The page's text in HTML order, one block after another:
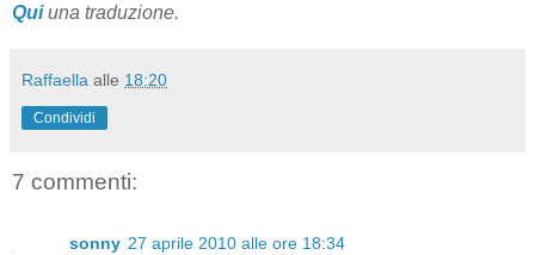
Quiuna traduzione.
Raffaella alle 18:20
Condividi
7 commenti:
sonny 27 aprile 2010 alle ore 18:34